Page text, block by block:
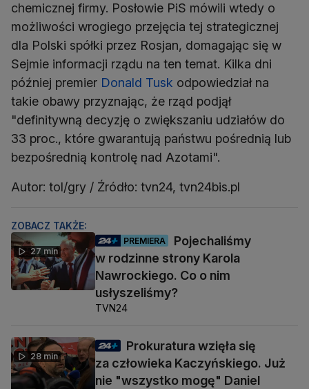
chemicznej firmy. Posłowie PiS mówili wtedy o
możliwości wrogiego przejęcia tej strategicznej
dla Polski spółki przez Rosjan, domagając się w
Sejmie informacji rządu na ten temat. Kilka dni
później premier Donald Tusk odpowiedział na
takie obawy przyznając, że rząd podjął
"definitywną decyzję o zwiększaniu udziałów do
33 proc., które gwarantują państwu pośrednią lub
bezpośrednią kontrolę nad Azotami".
Autor: tol/gry / Źródło: tvn24, tvn24bis.pl
ZOBACZ TAKŻE:
27 min
PREMIERA
Pojechaliśmy
w rodzinne strony Karola
Nawrockiego. Co o nim
usłyszeliśmy?
TVN24
28 min
Prokuratura wzięła się
za człowieka Kaczyńskiego. Już
nie "wszystko mogę" Daniel